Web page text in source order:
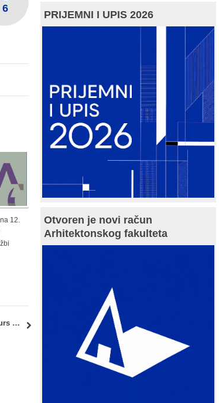
6
12.
Urbanističko-arhitektonski konkurs za urbanu obnovu i rehabilitaciju prostorne kulturno-istorijske celine „Vojno-tehnički zavod u Kragujevcu“
PRIJEMNI I UPIS 2026
Otvoren je novi račun
Arhitektonskog fakulteta